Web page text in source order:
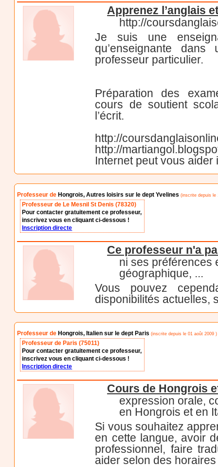
Apprenez l’anglais
http://
Je suis une
qu’enseignante
professeur particulier.
Préparation des
cours de soutient
l’écrit.
http://
http://
Internet peut vous aider
Professeur de Hongrois, Autres loisirs sur le dept Yvelines (inscrite depuis le
Professeur de Le Mesnil St Denis (78320)
Pour contacter gratuitement ce professeur,
inscrivez vous en cliquant ci-dessous !
Inscription directe
Ce professeur n'a
ni ses préférences
géographique, ...
Vous pouvez
disponibilités actuelles,
Professeur de Hongrois, Italien sur le dept Paris (inscrite depuis le 01 août 2009 )
Professeur de Paris (75011)
Pour contacter gratuitement ce professeur,
inscrivez vous en cliquant ci-dessous !
Inscription directe
Cours de Hongrois
expression orale,
en Hongrois et en
Si vous souhaitez
en cette langue, avoir
professionnel, faire
aider selon des